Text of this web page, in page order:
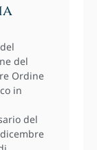
del
Ordine
in
del